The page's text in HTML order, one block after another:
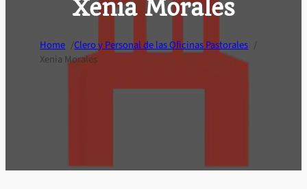
Xenia Morales
Home /Clero y Personal de las Oficinas Pastorales /
Xenia Morales